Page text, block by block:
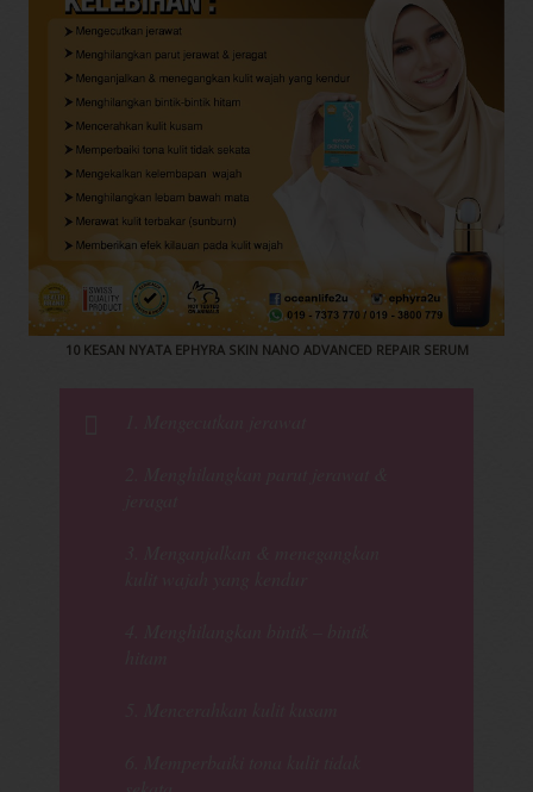
10 KESAN NYATA EPHYRA SKIN NANO ADVANCED REPAIR SERUM